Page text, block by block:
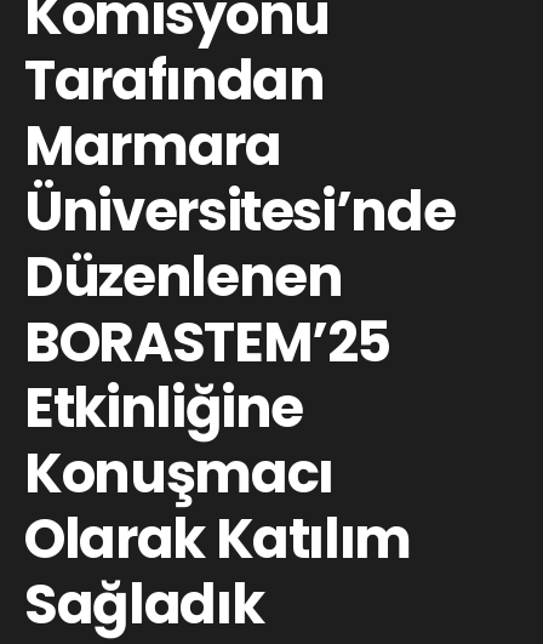
Tarafından
Marmara
Üniversitesi’nde
Düzenlenen
BORASTEM’25
Etkinliğine
Konuşmacı
Olarak Katılım
Sağladık